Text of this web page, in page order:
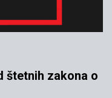
štetnih zakona o